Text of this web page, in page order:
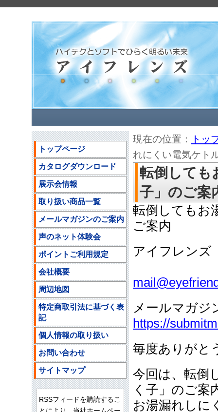
現在の位置：
トッ
れにくい電気ケト
転倒しても
子」のご案
転倒してもお
ご案内
アイフレン
メールマガジ
https://
毎度ありがと
今回は、転倒
く子」のご案
お湯漏れしに
トップページ
カタログダウンロード
展示会情報
取り扱い商品一覧
メールマガジンのご案内
声のネット体験会
ポイントご利用規定
会社概要
周辺地図
特定商取引法に基づく表
記
個人情報の取り扱い
お問い合わせ
サイトマップ
RSSフィードを購読するこ
とにより、当社ホームペー